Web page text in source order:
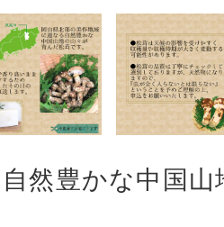
然豊かな中国